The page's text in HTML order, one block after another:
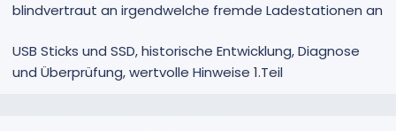
blindvertraut an irgendwelche fremde Ladestationen an
USB Sticks und SSD, historische Entwicklung, Diagnose
und Überprüfung, wertvolle Hinweise 1.Teil